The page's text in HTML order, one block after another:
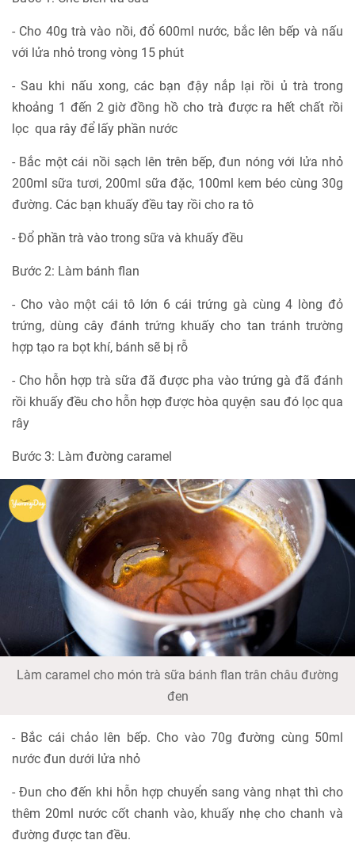
- Cho 40g trà vào nồi, đổ 600ml nước, bắc lên bếp và nấu
với lửa nhỏ trong vòng 15 phút
- Sau khi nấu xong, các bạn đậy nắp lại rồi ủ trà trong
khoảng 1 đến 2 giờ đồng hồ cho trà được ra hết chất rồi
lọc qua rây để lấy phần nước
- Bắc một cái nồi sạch lên trên bếp, đun nóng với lửa nhỏ
200ml sữa tươi, 200ml sữa đặc, 100ml kem béo cùng 30g
đường. Các bạn khuấy đều tay rồi cho ra tô
- Đổ phần trà vào trong sữa và khuấy đều
Bước 2: Làm bánh flan
- Cho vào một cái tô lớn 6 cái trứng gà cùng 4 lòng đỏ
trứng, dùng cây đánh trứng khuấy cho tan tránh trường
hợp tạo ra bọt khí, bánh sẽ bị rỗ
- Cho hỗn hợp trà sữa đã được pha vào trứng gà đã đánh
rồi khuấy đều cho hỗn hợp được hòa quyện sau đó lọc qua
rây
Bước 3: Làm đường caramel
Làm caramel cho món trà sữa bánh flan trân châu đường
đen
- Bắc cái chảo lên bếp. Cho vào 70g đường cùng 50ml
nước đun dưới lửa nhỏ
- Đun cho đến khi hỗn hợp chuyển sang vàng nhạt thì cho
thêm 20ml nước cốt chanh vào, khuấy nhẹ cho chanh và
đường được tan đều.